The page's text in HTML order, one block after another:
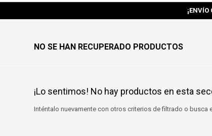
¡ENVÍO
NO SE HAN RECUPERADO PRODUCTOS
¡Lo sentimos! No hay productos en esta
Inténtalo nuevamente con otros criterios de filtrado o